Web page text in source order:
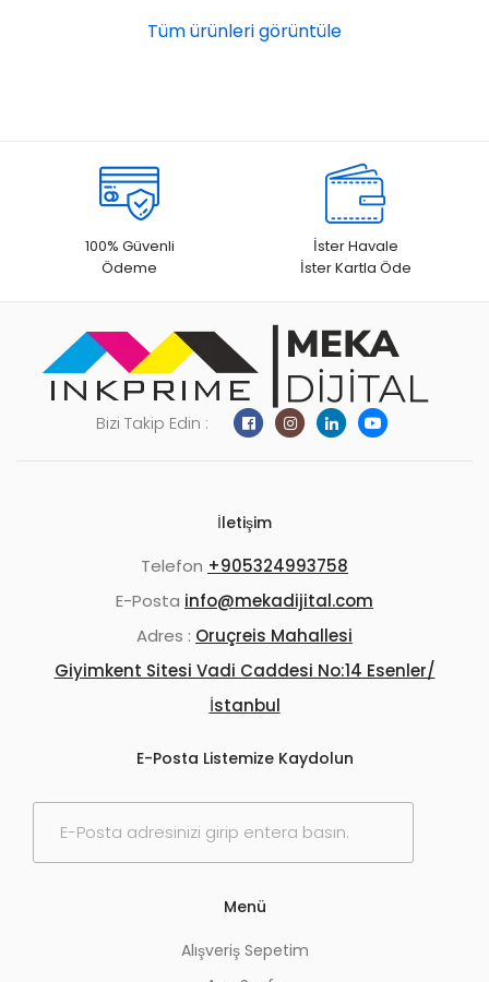
Tüm ürünleri görüntüle
100% Güvenli
Ödeme
İster Havale
İster Kartla Öde
Bizi Takip Edin :
İletişim
Telefon +905324993758
E-Posta info@mekadijital.com
Adres : Oruçreis Mahallesi
Giyimkent Sitesi Vadi Caddesi No:14 Esenler/
İstanbul
E-Posta Listemize Kaydolun
E
Menü
Alışveriş Sepetim